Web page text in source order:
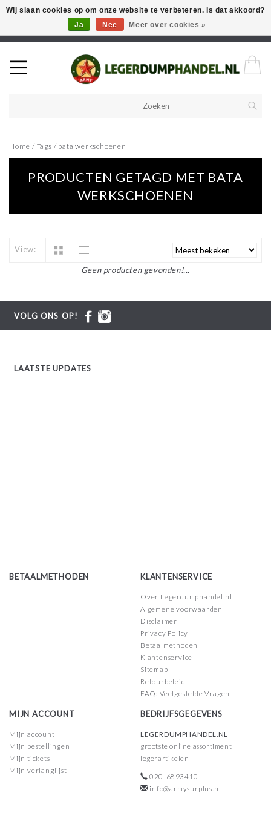
Welkom in onze webshop! Als u een product zoekt en deze niet kan
vinden in de webwinkel, neem vooral contact op!
Home / Tags / bata werkschoenen
PRODUCTEN GETAGD MET BATA
WERKSCHOENEN
View:
Geen producten gevonden!...
VOLG ONS OP!
LAATSTE UPDATES
BETAALMETHODEN KLANTENSERVICE
Over Legerdumphandel.nl
Algemene voorwaarden
Disclaimer
Privacy Policy
Betaalmethoden
Klantenservice
Sitemap
Retourbeleid
FAQ: Veelgestelde Vragen
MIJN ACCOUNT
Mijn account
Mijn bestellingen
Mijn tickets
Mijn verlanglijst
BEDRIJFSGEGEVENS
LEGERDUMPHANDEL.NL
grootste online assortiment
legerartikelen
020-6893410
info@armysurplus.nl
Wij slaan cookies op om onze website te verbeteren. Is dat akkoord?
Ja
Nee Meer over cookies »